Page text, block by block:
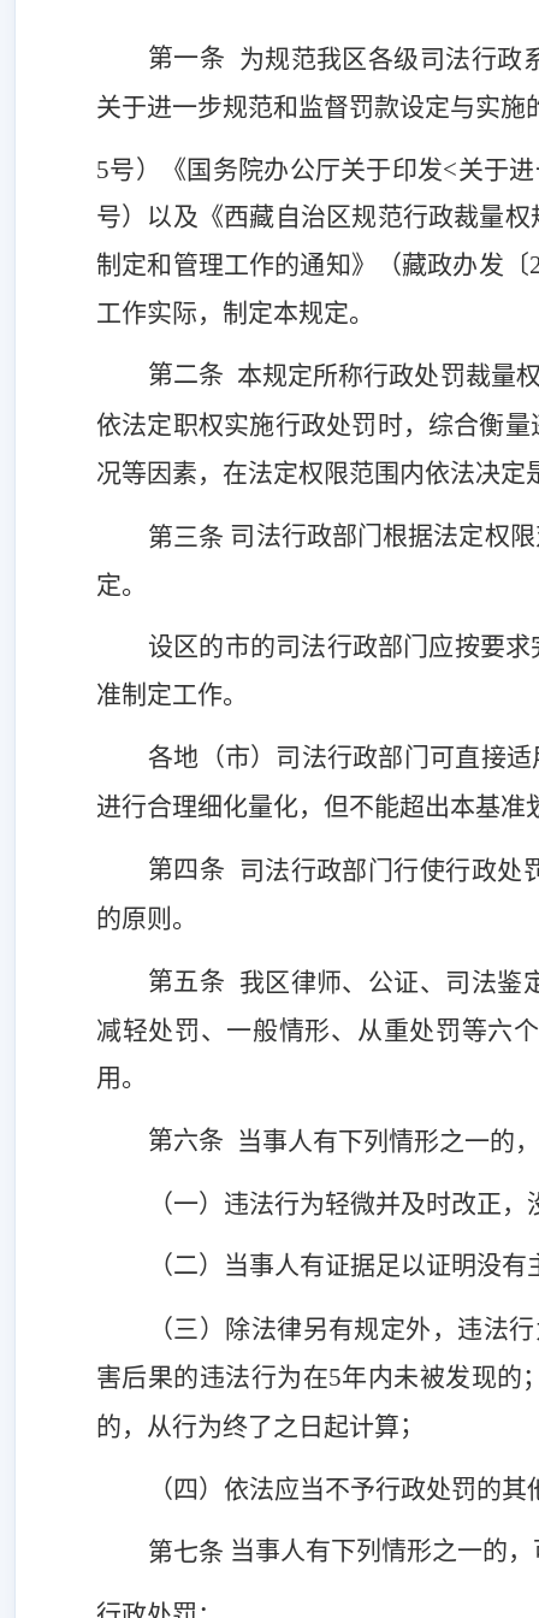
第一条 为规范我区各级司法行政
关于进一步规范和监督罚款设定与实施
5号）《国务院办公厅关于印发<关于
号）以及《西藏自治区规范行政裁量
制定和管理工作的通知》（藏政办发 〔
工作实际，制定本规定。
第二条 本规定所称行政处罚裁量
依法定职权实施行政处罚时，综合衡
况等因素，在法定权限范围内依法决
第三条 司法行政部门根据法定权
定。
设区的市的司法行政部门应按要
准制定工作。
各地（市）司法行政部门可直接
进行合理细化量化，但不能超出本基准
第四条 司法行政部门行使行政处
的原则。
第五条 我区律师、公证、司法鉴
减轻处罚、一般情形、从重处罚等六
用。
第六条 当事人有下列情形之一的
（一）违法行为轻微并及时改正
（二）当事人有证据足以证明没
（三）除法律另有规定外，违法
害后果的违法行为在5年内未被发现的
的，从行为终了之日起计算；
（四）依法应当不予行政处罚的其
第七条 当事人有下列情形之一的